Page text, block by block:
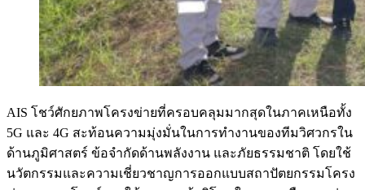
AIS โชว์ศักยภาพโครงข่ายที่ครอบคลุมมากสุดในภาคเหนือทั้ง
5G และ 4G สะท้อนความมุ่งมั่นในการทำงานของทีมวิศวกรใน
ด้านภูมิศาสตร์ ข้อจำกัดด้านพลังงาน และภัยธรรมชาติ โดยใช้
นวัตกรรมและความเชี่ยวชาญการออกแบบสถาปัตยกรรมโครง